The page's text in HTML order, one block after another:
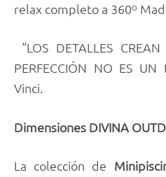
relax completo a 360º
“LOS DETALLES
PERFECCIÓN NO ES UN
Vinci.
Dimensiones DIVINA
La colección de